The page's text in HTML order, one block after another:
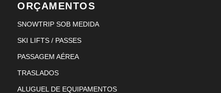
ORÇAMENTOS
SNOWTRIP SOB MEDIDA
SKI LIFTS / PASSES
PASSAGEM AÉREA
TRASLADOS
ALUGUEL DE EQUIPAMENTOS